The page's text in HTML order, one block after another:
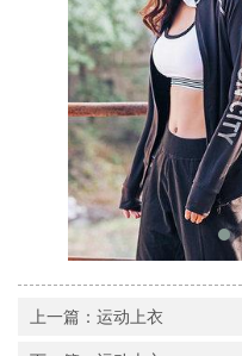
上一篇：运动上衣